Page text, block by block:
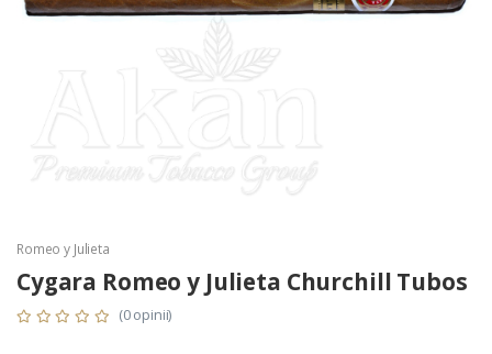
Romeo y Julieta
Cygara Romeo y Julieta Churchill Tubos
(0 opinii)